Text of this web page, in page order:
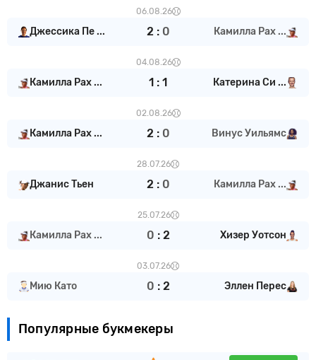
06.08.26
Джессика Пе ... 2 : 0 Камилла Рах ...
04.08.26
Камилла Рах ... 1 : 1 Катерина Си ...
02.08.26
Камилла Рах ... 2 : 0 Винус Уильямс
28.07.26
Джанис Тьен 2 : 0 Камилла Рах ...
25.07.26
Камилла Рах ... 0 : 2 Хизер Уотсон
03.07.26
Мию Като 0 : 2 Эллен Перес
Популярные букмекеры